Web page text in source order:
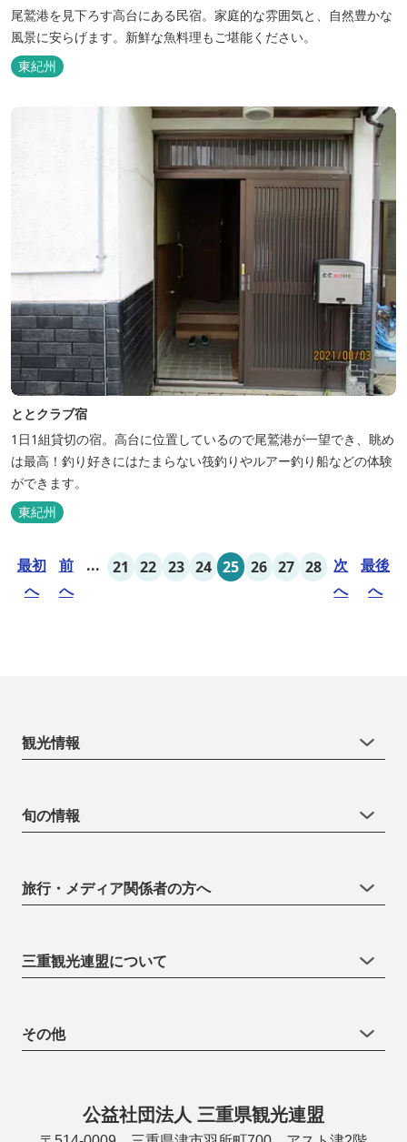
尾鷲港を見下ろす高台にある民宿。家庭的な雰囲気と、自然豊かな
風景に安らげます。新鮮な魚料理もご堪能ください。
東紀州
ととクラブ宿
1日1組貸切の宿。高台に位置しているので尾鷲港が一望でき、眺め
は最高！釣り好きにはたまらない筏釣りやルアー釣り船などの体験
ができます。
東紀州
最初
へ
前
へ
... 21 22 23 24 25 26 27 28
次
へ
最後
へ
観光情報
旬の情報
旅行・メディア関係者の方へ
三重観光連盟について
その他
公益社団法人 三重県観光連盟